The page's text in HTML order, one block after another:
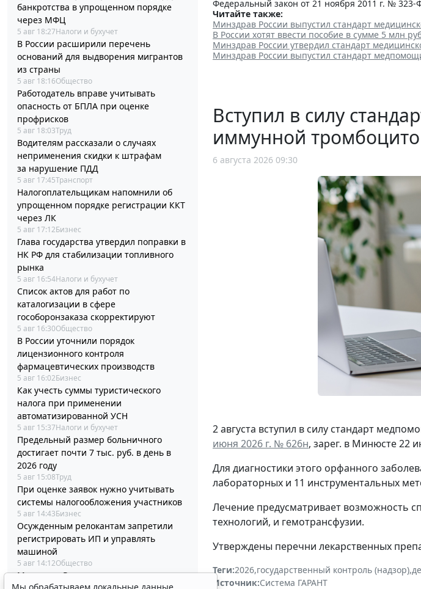
банкротства в упрощенном порядке
через МФЦ
5 авг 18:27Налоги и бухучет
В России расширили перечень
оснований для выдворения мигрантов
из страны
5 авг 18:16Общество
Работодатель вправе учитывать
опасность от БПЛА при оценке
профрисков
5 авг 18:03Труд
Водителям рассказали о случаях
неприменения скидки к штрафам
за нарушение ПДД
5 авг 17:45Транспорт
Налогоплательщикам напомнили об
упрощенном порядке регистрации ККТ
через ЛК
5 авг 17:12Бизнес
Глава государства утвердил поправки в
НК РФ для стабилизации топливного
рынка
5 авг 16:54Налоги и бухучет
Список актов для работ по
каталогизации в сфере
гособоронзаказа скорректируют
5 авг 16:30Общество
В России уточнили порядок
лицензионного контроля
фармацевтических производств
5 авг 16:02Бизнес
Как учесть суммы туристического
налога при применении
автоматизированной УСН
5 авг 15:37Налоги и бухучет
Предельный размер больничного
достигает почти 7 тыс. руб. в день в
2026 году
5 авг 15:08Труд
При оценке заявок нужно учитывать
системы налогообложения участников
5 авг 14:43Бизнес
Осужденным релокантам запретили
регистрировать ИП и управлять
машиной
5 авг 14:12Общество
Минздрав России выпустил стандарт
Федеральный закон от 21 ноября 2011 г. № 323-
Читайте также:
Минздрав России выпустил стандарт
В России хотят ввести пособие в сумме 5 млн
Минздрав России утвердил стандарт
Минздрав России выпустил стандарт
Вступил в силу
иммунной
6 августа 2026 09:30
2 августа вступил в силу стандарт
июня 2026 г. № 626н, зарег. в Минюсте 22
Для диагностики этого орфанного
лабораторных и 11 инструментальных
Лечение предусматривает возможность
технологий, и гемотрансфузии.
Утверждены перечни лекарственных
Теги:2026,государственный контроль (надзор),
Источник:Система ГАРАНТ